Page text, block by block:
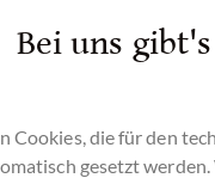
aus Russland
Bei uns
Cookies, die für den
gesetzt